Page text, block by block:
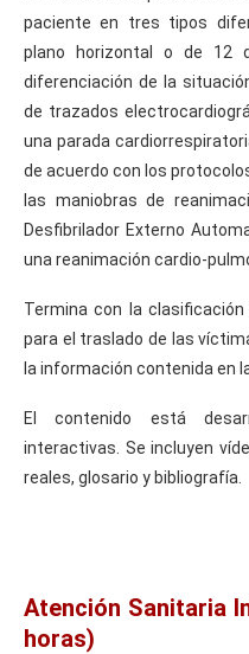
paciente en tres tipos
plano horizontal o de 12
diferenciación de la
de trazados
una parada
de acuerdo con los
las maniobras de
Desfibrilador Externo
una reanimación cardio-
Termina con la
para el traslado de las
la información contenida en
El contenido está
interactivas. Se incluyen
reales, glosario y bibliografía.
Atención Sanitaria
horas)